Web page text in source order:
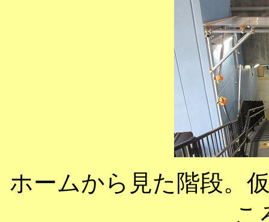
ホームから見た階段。
こ